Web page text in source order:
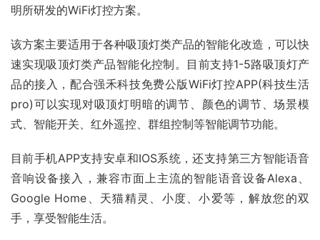
明所研发的WiFi灯控方案。
该方案主要适用于各种吸顶灯类产品的智能化改造，可以快
速实现吸顶灯类产品智能化控制。目前支持1-5路吸顶灯产
品的接入，配合强禾科技免费公版WiFi灯控APP(科技生活
pro)可以实现对吸顶灯明暗的调节、颜色的调节、场景模
式、智能开关、红外遥控、群组控制等智能调节功能。
目前手机APP支持安卓和IOS系统，还支持第三方智能语音
音响设备接入，兼容市面上主流的智能语音设备Alexa、
Google Home、天猫精灵、小度、小爱等，解放您的双
手，享受智能生活。